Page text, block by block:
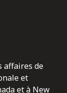
affaires de
et
et à New